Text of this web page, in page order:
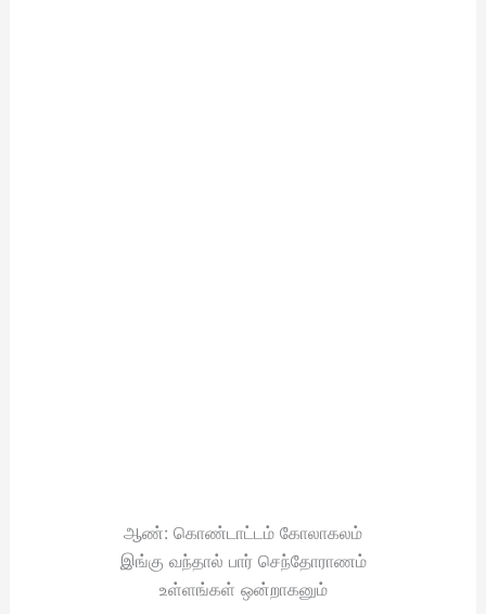
ஆண்: கொண்டாட்டம் கோலாகலம்
இங்கு வந்தால் பார் செந்தோராணம்
உள்ளங்கள் ஒன்றாகனும்